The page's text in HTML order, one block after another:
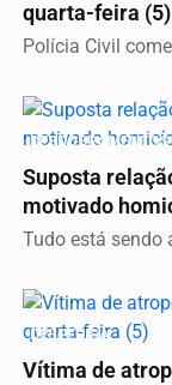
quarta-feira (5)
Polícia Civil
DESDOBRAMENTOS
Suposta
motivado
Tudo está sendo
DESPEDIDA
Vítima de